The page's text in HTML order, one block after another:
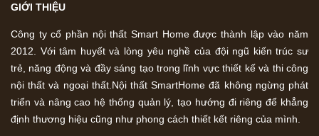
GIỚI THIỆU
Công ty cổ phần nội thất Smart Home được thành lập vào năm
2012. Với tâm huyết và lòng yêu nghề của đội ngũ kiến trúc sư
trẻ, năng động và đầy sáng tạo trong lĩnh vực thiết kế và thi công
nội thất và ngoại thất.Nội thất SmartHome đã không ngừng phát
triển và nâng cao hệ thống quản lý, tạo hướng đi riêng để khẳng
định thương hiệu cũng như phong cách thiết kết riêng của mình.